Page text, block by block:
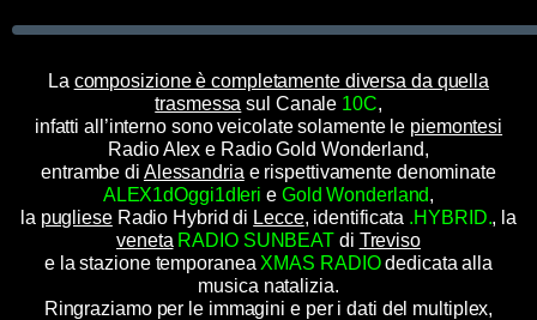
La composizione è completamente diversa da quella
trasmessa sul Canale 10C,
infatti all’interno sono veicolate solamente le piemontesi
Radio Alex e Radio Gold Wonderland,
entrambe di Alessandria e rispettivamente denominate
ALEX1dOggi1dIeri e Gold Wonderland,
la puglieseRadio Hybrid di Lecce, identificata .HYBRID., la
veneta RADIO SUNBEAT di Treviso
e la stazione temporanea XMAS RADIOdedicata alla
musica natalizia.
Ringraziamo per le immagini e per i dati del multiplex,